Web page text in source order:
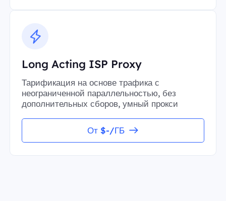
Long Acting ISP Proxy
Тарификация на основе трафика с
неограниченной параллельностью, без
дополнительных сборов, умный прокси
От $-/ГБ